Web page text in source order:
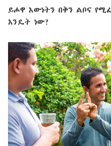
ይሖዋ እውነትን በቅን ልቦና
እንዴት ነው?